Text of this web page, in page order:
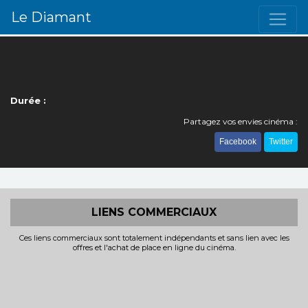
Le Diamant
Durée :
Partagez vos envies cinéma :
Facebook Twitter
LIENS COMMERCIAUX
Ces liens commerciaux sont totalement indépendants et sans lien avec les
offres et l'achat de place en ligne du cinéma.